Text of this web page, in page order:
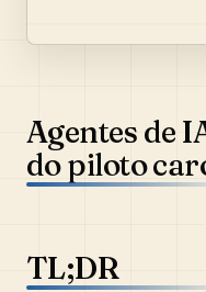
Agentes de
do piloto
TL;DR